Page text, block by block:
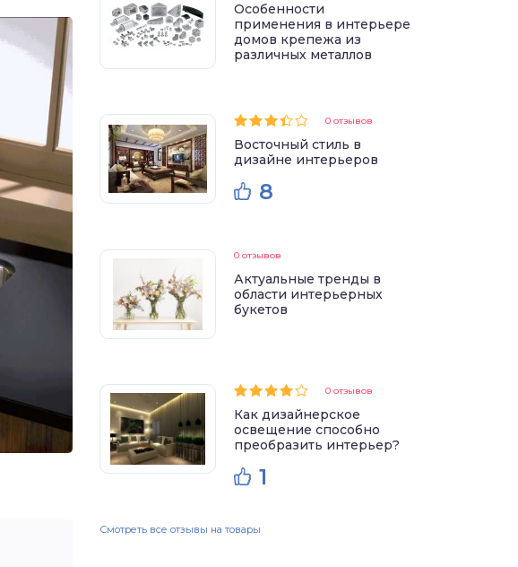
Особенности
применения в интерьере
домов крепежа из
различных металлов
0 отзывов
Восточный стиль в
дизайне интерьеров
8
0 отзывов
Актуальные тренды в
области интерьерных
букетов
0 отзывов
Как дизайнерское
освещение способно
преобразить интерьер?
1
Смотреть все отзывы на товары